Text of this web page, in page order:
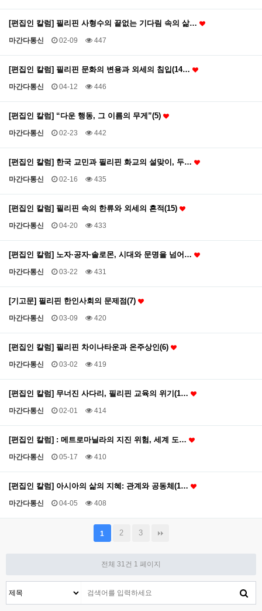
[편집인 칼럼] 필리핀 사형수의 끝없는 기다림 속의 삶…
마간다통신 02-09 447
[편집인 칼럼] 필리핀 문화의 변용과 외세의 침입(14…
마간다통신 04-12 446
[편집인 칼럼] “다운 행동, 그 이름의 무게”(5)
마간다통신 02-23 442
[편집인 칼럼] 한국 교민과 필리핀 화교의 설맞이, 두…
마간다통신 02-16 435
[편집인 칼럼] 필리핀 속의 한류와 외세의 흔적(15)
마간다통신 04-20 433
[편집인 칼럼] 노자·공자·솔로몬, 시대와 문명을 넘어…
마간다통신 03-22 431
[기고문] 필리핀 한인사회의 문제점(7)
마간다통신 03-09 420
[편집인 칼럼] 필리핀 차이나타운과 온주상인(6)
마간다통신 03-02 419
[편집인 칼럼] 무너진 사다리, 필리핀 교육의 위기(1…
마간다통신 02-01 414
[편집인 칼럼] : 메트로마닐라의 지진 위험, 세계 도…
마간다통신 05-17 410
[편집인 칼럼] 아시아의 삶의 지혜: 관계와 공동체(1…
마간다통신 04-05 408
1 2 3
전체 31건 1 페이지